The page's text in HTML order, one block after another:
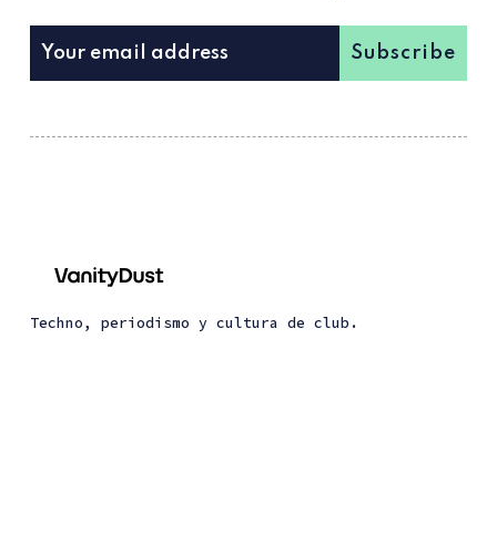
Subscribe
Techno, periodismo y cultura de club.